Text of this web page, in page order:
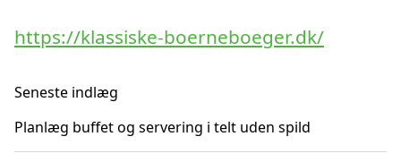
https://klassiske-boerneboeger.dk/
Seneste indlæg
Planlæg buffet og servering i telt uden spild